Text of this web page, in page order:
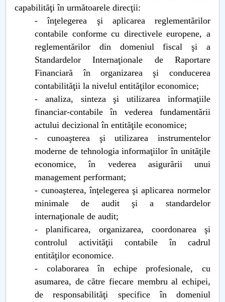
capabilităţi în următoarele direcţii:
- înţelegerea şi aplicarea reglementărilor
contabile conforme cu directivele europene, a
reglementărilor din domeniul fiscal şi a
Standardelor Internaţionale de Raportare
Financiară în organizarea şi conducerea
contabilităţii la nivelul entităţilor economice;
- analiza, sinteza şi utilizarea informaţiile
financiar-contabile în vederea fundamentării
actului decizional în entităţile economice;
- cunoaşterea şi utilizarea instrumentelor
moderne de tehnologia informaţiilor în unităţile
economice, în vederea asigurării unui
management performant;
- cunoaşterea, înţelegerea şi aplicarea normelor
minimale de audit şi a standardelor
internaţionale de audit;
- planificarea, organizarea, coordonarea şi
controlul activităţii contabile în cadrul
entităţilor economice.
- colaborarea în echipe profesionale, cu
asumarea, de către fiecare membru al echipei,
de responsabilităţi specifice în domeniul